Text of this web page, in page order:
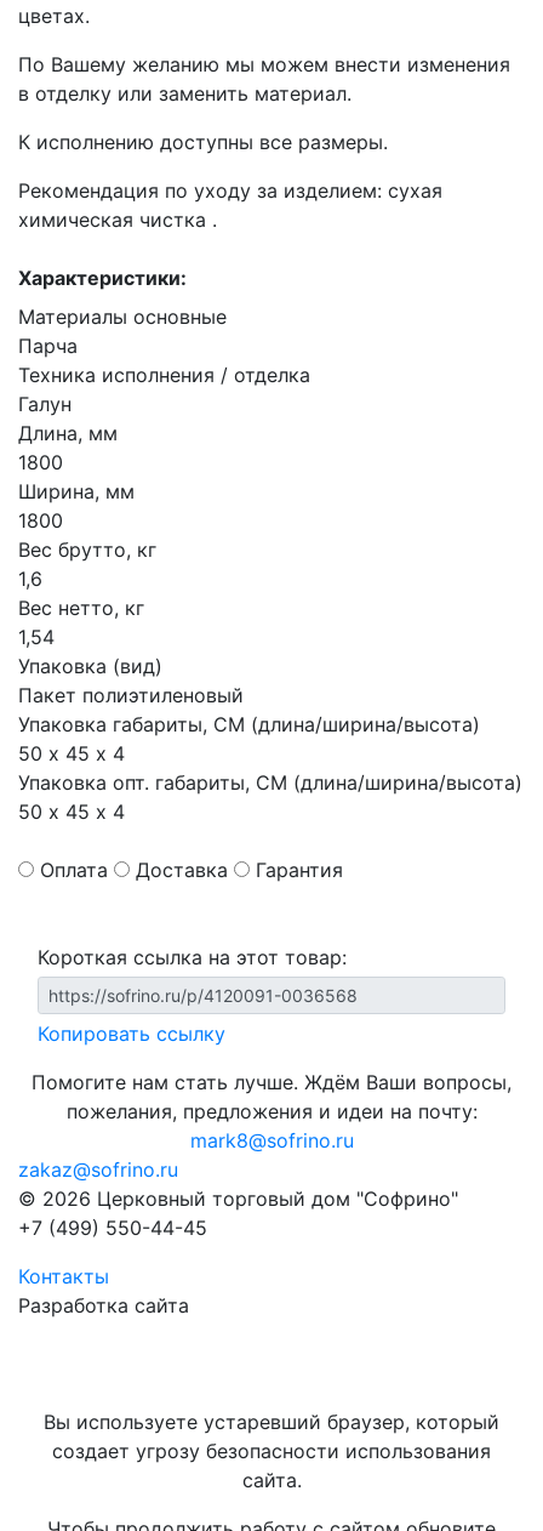
цветах.
По Вашему желанию мы можем внести изменения
в отделку или заменить материал.
К исполнению доступны все размеры.
Рекомендация по уходу за изделием: сухая
химическая чистка .
Характеристики:
Материалы основные
Парча
Техника исполнения / отделка
Галун
Длина, мм
1800
Ширина, мм
1800
Вес брутто, кг
1,6
Вес нетто, кг
1,54
Упаковка (вид)
Пакет полиэтиленовый
Упаковка габариты, СМ (длина/ширина/высота)
50 х 45 х 4
Упаковка опт. габариты, СМ (длина/ширина/высота)
50 х 45 х 4
Оплата Доставка Гарантия
Короткая ссылка на этот товар:
Копировать ссылку
Помогите нам стать лучше. Ждём Ваши вопросы,
пожелания, предложения и идеи на почту:
mark8@sofrino.ru
zakaz@sofrino.ru
© 2026 Церковный торговый дом "Софрино"
+7 (499) 550-44-45
Контакты
Разработка сайта
Вы используете устаревший браузер, который
создает угрозу безопасности использования
сайта.